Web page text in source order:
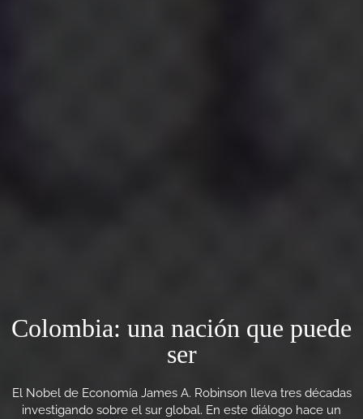
Colombia: una nación que puede
ser
El Nobel de Economía James A. Robinson lleva tres décadas
investigando sobre el sur global. En este diálogo hace un